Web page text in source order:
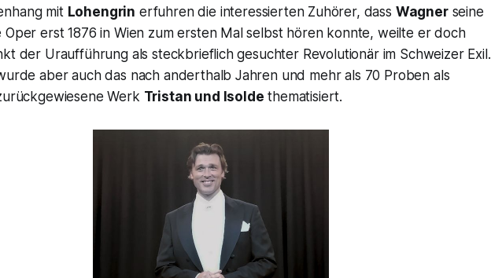
mit Lohengrin erfuhren die interessierten Zuhörer, dass Wagnerseine
Oper erst 1876 in Wien zum ersten Mal selbst hören konnte, weilte er doch
der Uraufführung als steckbrieflich gesuchter Revolutionär im Schweizer Exil.
aber auch das nach anderthalb Jahren und mehr als 70 Proben als
Werk Tristan und Isolde thematisiert.